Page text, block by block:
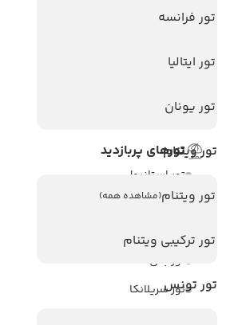
تور فرانسه
تور ایتالیا
تور یونان
تور ویتنام
تور ویتنام(مشاهده همه)
تور ترکیبی ویتنام
تور تونس
هتل های استانبول
هتل های اندونزی
هتل های سریلانکا
تورهای پربازدید
تور استانبول
تور آنتالیا
تور پوکت
تور بالی
تور سریلانکا